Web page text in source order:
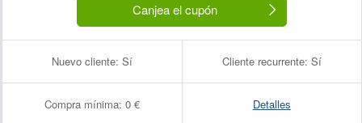
Canjea el cupón
Nuevo cliente: Sí Cliente recurrente: Sí
Compra mínima: 0 € Detalles